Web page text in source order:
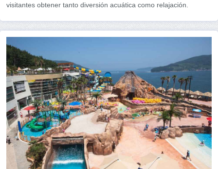
visitantes obtener tanto diversión acuática como relajación.